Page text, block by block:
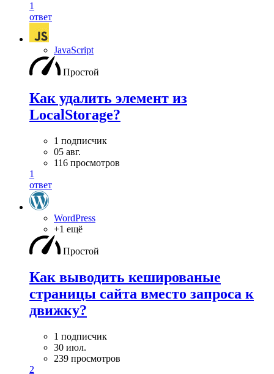
1
ответ
JavaScript
Простой
Как удалить элемент из
LocalStorage?
1 подписчик
05 авг.
116 просмотров
1
ответ
WordPress
+1 ещё
Простой
Как выводить кешированые
страницы сайта вместо запроса к
движку?
1 подписчик
30 июл.
239 просмотров
2